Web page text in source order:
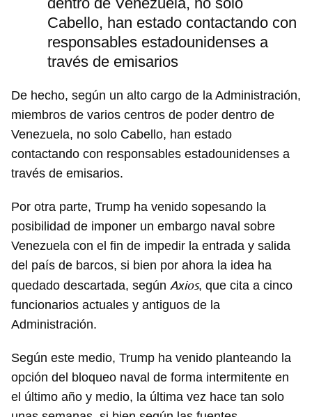
Cabello, han estado contactando con
responsables estadounidenses a
través de emisarios
De hecho, según un alto cargo de la Administración,
miembros de varios centros de poder dentro de
Venezuela, no solo Cabello, han estado
contactando con responsables estadounidenses a
través de emisarios.
Por otra parte, Trump ha venido sopesando la
posibilidad de imponer un embargo naval sobre
Venezuela con el fin de impedir la entrada y salida
del país de barcos, si bien por ahora la idea ha
quedado descartada, según Axios, que cita a cinco
funcionarios actuales y antiguos de la
Administración.
Según este medio, Trump ha venido planteando la
opción del bloqueo naval de forma intermitente en
el último año y medio, la última vez hace tan solo